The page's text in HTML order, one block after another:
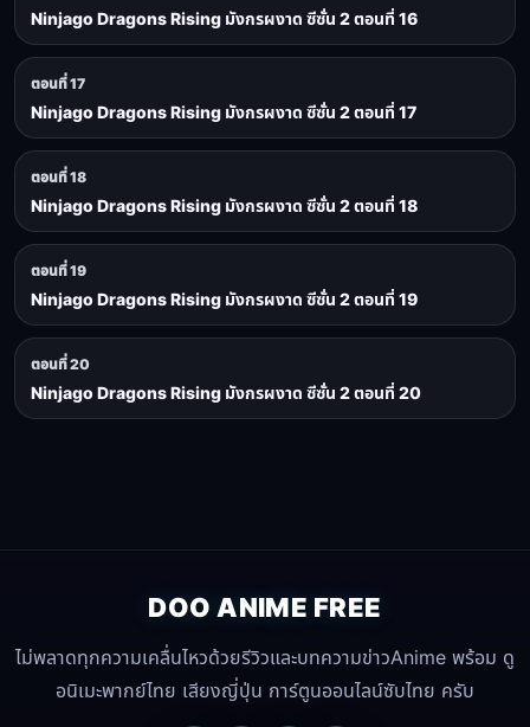
Ninjago Dragons Rising มังกรผงาด ซีซั่น 2 ตอนที่ 16
ตอนที่ 17
Ninjago Dragons Rising มังกรผงาด ซีซั่น 2 ตอนที่ 17
ตอนที่ 18
Ninjago Dragons Rising มังกรผงาด ซีซั่น 2 ตอนที่ 18
ตอนที่ 19
Ninjago Dragons Rising มังกรผงาด ซีซั่น 2 ตอนที่ 19
ตอนที่ 20
Ninjago Dragons Rising มังกรผงาด ซีซั่น 2 ตอนที่ 20
DOO ANIME FREE
ไม่พลาดทุกความเคลื่นไหวด้วยรีวิวและบทความข่าวAnime พร้อม ดู
อนิเมะพากย์ไทย เสียงญี่ปุ่น การ์ตูนออนไลน์ซับไทย ครับ